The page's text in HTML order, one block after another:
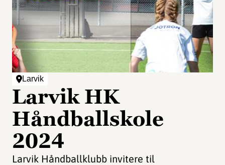
Larvik
Larvik HK
Håndballskole
2024
Larvik Håndballklubb invitere til